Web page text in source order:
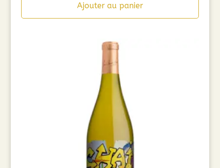
Ajouter au panier